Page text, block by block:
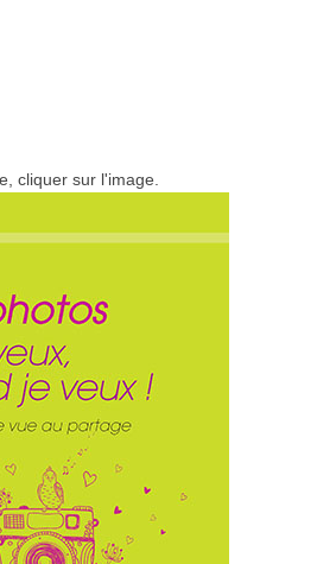
cliquer sur l'image.